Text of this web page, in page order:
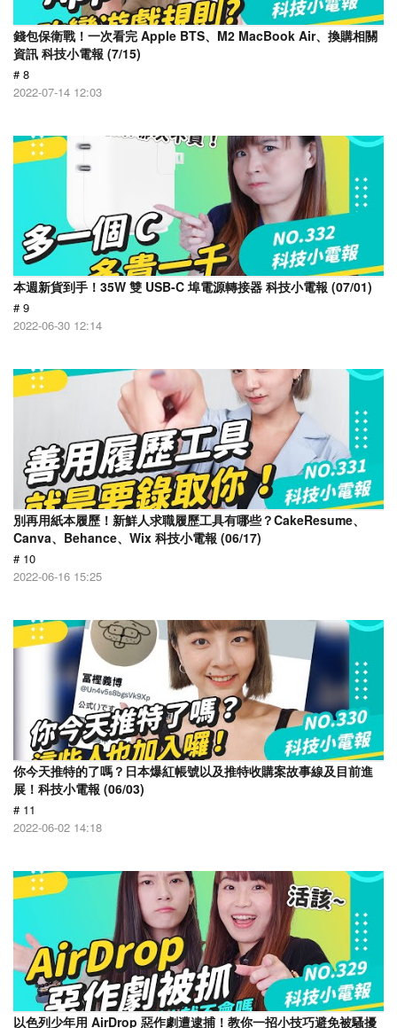
錢包保衛戰！一次看完 Apple BTS、M2 MacBook Air、換購相關
資訊 科技小電報 (7/15)
# 8
2022-07-14 12:03
本週新貨到手！35W 雙 USB-C 埠電源轉接器 科技小電報 (07/01)
# 9
2022-06-30 12:14
別再用紙本履歷！新鮮人求職履歷工具有哪些？CakeResume、
Canva、Behance、Wix 科技小電報 (06/17)
# 10
2022-06-16 15:25
你今天推特的了嗎？日本爆紅帳號以及推特收購案故事線及目前進
展！科技小電報 (06/03)
# 11
2022-06-02 14:18
以色列少年用 AirDrop 惡作劇遭逮捕！教你一招小技巧避免被騷擾